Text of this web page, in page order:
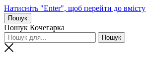
Натисніть "Enter", щоб перейти до вмісту
Пошук
Пошук Кочегарка